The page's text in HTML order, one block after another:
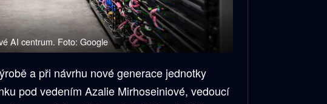
AI centrum. Foto: Google
a při návrhu nové generace jednotky
pod vedením Azalie Mirhoseiniové, vedoucí